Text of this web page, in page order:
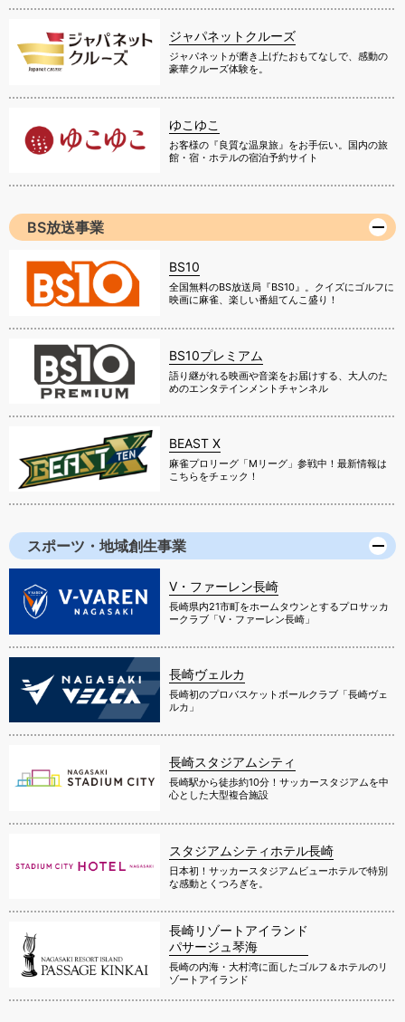
ジャパネットクルーズ
ジャパネットが磨き上げたおもてなしで、感動の
豪華クルーズ体験を。
ゆこゆこ
お客様の『良質な温泉旅』をお手伝い。国内の旅
館・宿・ホテルの宿泊予約サイト
BS放送事業
BS10
全国無料のBS放送局『BS10』。クイズにゴルフに
映画に麻雀、楽しい番組てんこ盛り！
BS10プレミアム
語り継がれる映画や音楽をお届けする、大人のた
めのエンタテインメントチャンネル
BEAST X
麻雀プロリーグ「Mリーグ」参戦中！最新情報は
こちらをチェック！
スポーツ・地域創生事業
V・ファーレン長崎
長崎県内21市町をホームタウンとするプロサッカ
ークラブ「V・ファーレン長崎」
長崎ヴェルカ
長崎初のプロバスケットボールクラブ「長崎ヴェ
ルカ」
長崎スタジアムシティ
長崎駅から徒歩約10分！サッカースタジアムを中
心とした大型複合施設
スタジアムシティホテル長崎
日本初！サッカースタジアムビューホテルで特別
な感動とくつろぎを。
長崎リゾートアイランド
パサージュ琴海
長崎の内海・大村湾に面したゴルフ＆ホテルのリ
ゾートアイランド